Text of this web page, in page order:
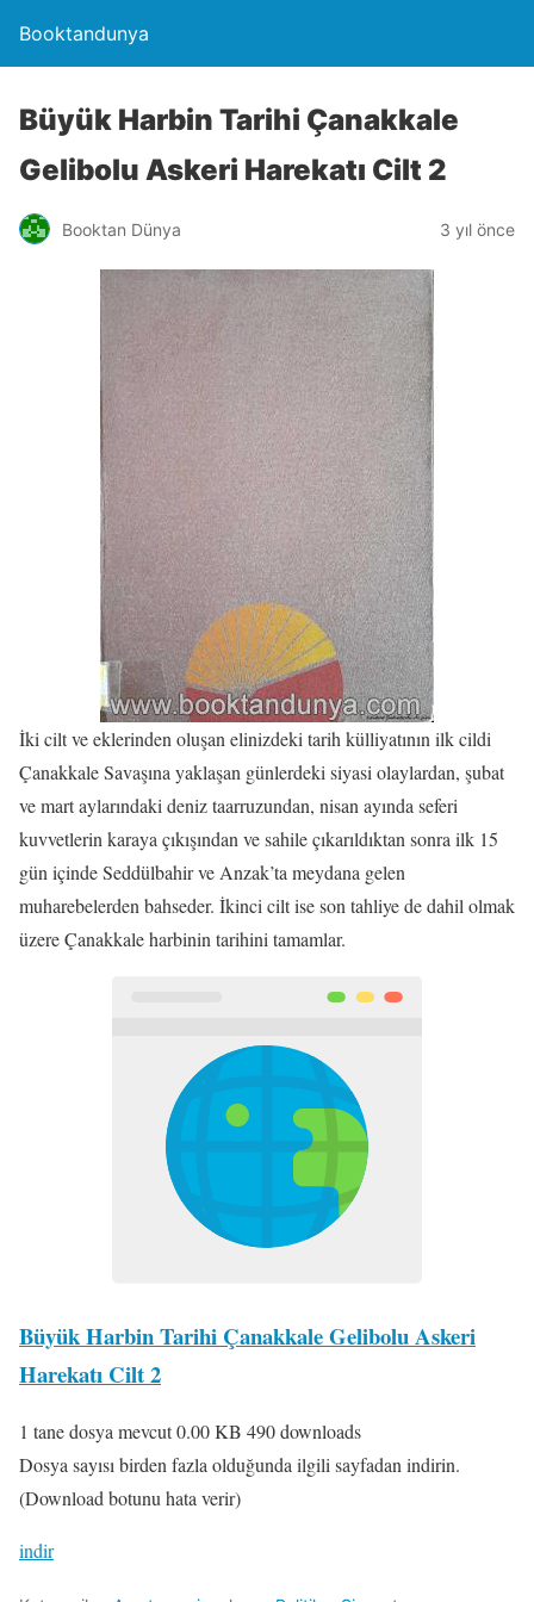
Booktandunya
Büyük Harbin Tarihi Çanakkale
Gelibolu Askeri Harekatı Cilt 2
Booktan Dünya 3 yıl önce
İki cilt ve eklerinden oluşan elinizdeki tarih külliyatının ilk cildi
Çanakkale Savaşına yaklaşan günlerdeki siyasi olaylardan, şubat
ve mart aylarındaki deniz taarruzundan, nisan ayında seferi
kuvvetlerin karaya çıkışından ve sahile çıkarıldıktan sonra ilk 15
gün içinde Seddülbahir ve Anzak’ta meydana gelen
muharebelerden bahseder. İkinci cilt ise son tahliye de dahil olmak
üzere Çanakkale harbinin tarihini tamamlar.
Büyük Harbin Tarihi Çanakkale Gelibolu Askeri
Harekatı Cilt 2
1 tane dosya mevcut0.00 KB 490 downloads
Dosya sayısı birden fazla olduğunda ilgili sayfadan indirin.
(Download botunu hata verir)
indir